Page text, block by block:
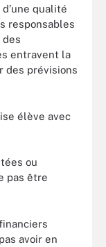
qualité
responsables
entravent la
des prévisions
élève avec
ou
pas être
avoir en